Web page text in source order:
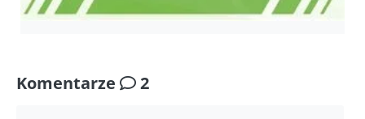
Komentarze 2